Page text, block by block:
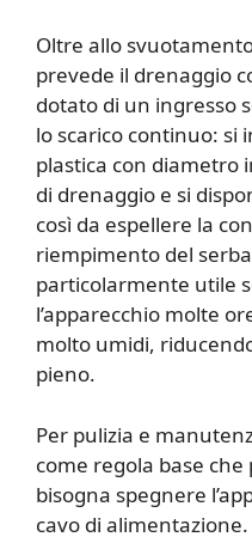
Oltre allo
prevede il drenaggio
dotato di un ingresso
lo scarico continuo: si
plastica con diametro
di drenaggio e si
così da espellere la
riempimento del
particolarmente utile
l’apparecchio molte
molto umidi,
pieno.
Per pulizia e
come regola base
bisogna spegnere
cavo di